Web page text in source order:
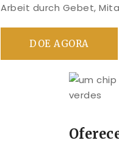
Arbeit durch Gebet,
DOE AGORA